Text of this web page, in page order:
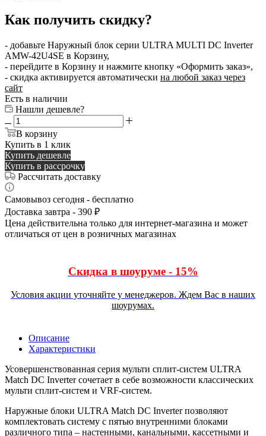
Как получить скидку?
- добавьте Наружный блок серии ULTRA MULTI DC Inverter
AMW-42U4SE в Корзину,
- перейдите в Корзину и нажмите кнопку «Оформить заказ»,
- скидка активируется автоматически на любой заказ через
сайт
Есть в наличии
Нашли дешевле?
В корзину
Купить в 1 клик
Купить дешевле
Купить в рассрочку
Рассчитать доставку
Самовывоз сегодня - бесплатно
Доставка завтра - 390 ₽
Цена действительна только для интернет-магазина и может
отличаться от цен в розничных магазинах
Скидка в шоуруме - 15%
Условия акции уточняйте у менеджеров. Ждем Вас в наших
шоурумах.
Описание
Характеристики
Усовершенствованная серия мульти сплит-систем ULTRA
Match DC Inverter сочетает в себе возможности классических
мульти сплит-систем и VRF-систем.
Наружные блоки ULTRA Match DC Inverter позволяют
комплектовать систему с пятью внутренними блоками
различного типа – настенными, канальными, кассетными и